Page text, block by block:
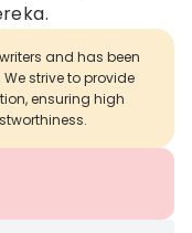
and has been
strive to provide
ensuring high